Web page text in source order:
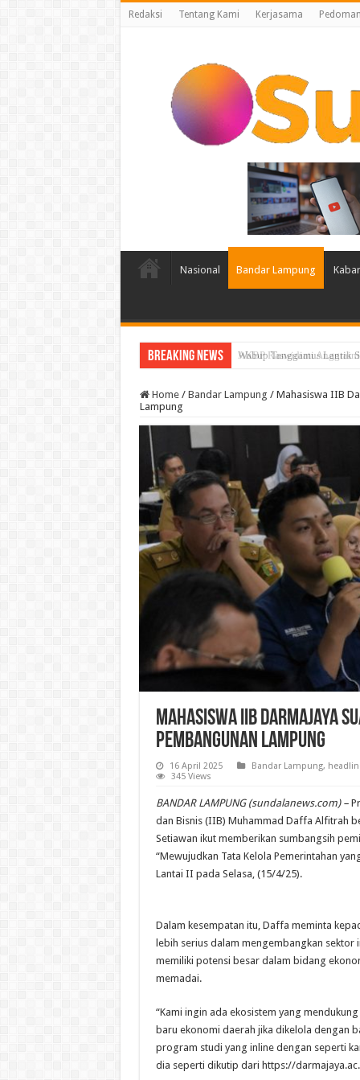
Redaksi Tentang Kami Kerjasama
Nasional Bandar Lampung
Breaking News AKBP Raswidiati
Home / Bandar Lampung / Mahasiswa IIB
Lampung
Mahasiswa IIB Darmajaya
Pembangunan Lampung
16 April 2025 Bandar Lampung,
345 Views
BANDAR LAMPUNG (sundalanews.com) –
dan Bisnis (IIB) Muhammad Daffa Alfitrah
Setiawan ikut memberikan sumbangsih
“Mewujudkan Tata Kelola Pemerintahan
Lantai II pada Selasa, (15/4/25).
Dalam kesempatan itu, Daffa meminta
lebih serius dalam mengembangkan
memiliki potensi besar dalam bidang
memadai.
“Kami ingin ada ekosistem yang
baru ekonomi daerah jika dikelola dengan
program studi yang inline dengan seperti
dia seperti dikutip dari https://